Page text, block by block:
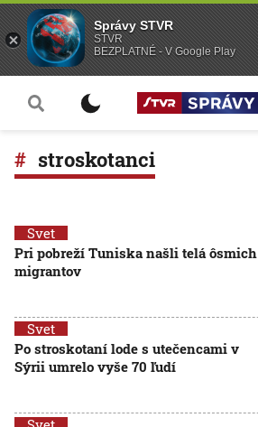
stroskotanci
Svet
Pri pobreží Tuniska našli telá ôsmich
migrantov
Svet
Po stroskotaní lode s utečencami v
Sýrii umrelo vyše 70 ľudí
Správy STVR
STVR
BEZPLATNÉ - V Google Play